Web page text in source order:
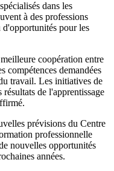
dans les
à des professions
pour les
coopération entre
compétences demandées
travail. Les initiatives de
de l'apprentissage
prévisions du Centre
professionnelle
nouvelles opportunités
années.